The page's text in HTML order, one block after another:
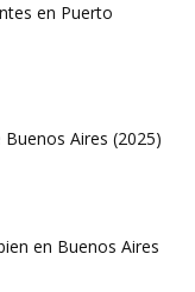
en Puerto
Aires (2025)
en Buenos Aires